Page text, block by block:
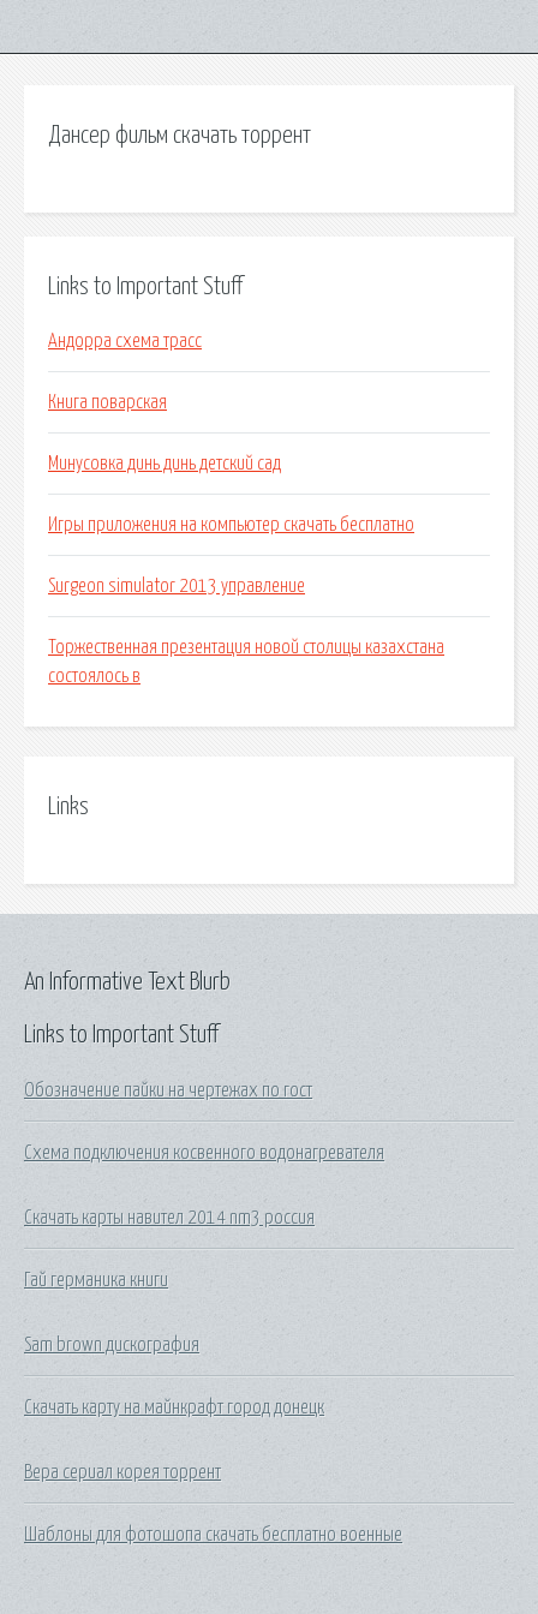
Дансер фильм скачать торрент
Links to Important Stuff
Андорра схема трасс
Книга поварская
Минусовка динь динь детский сад
Игры приложения на компьютер скачать бесплатно
Surgeon simulator 2013 управление
Торжественная презентация новой столицы казахстана
состоялось в
Links
Links to Important Stuff
Обозначение пайки на чертежах по гост
Схема подключения косвенного водонагревателя
Скачать карты навител 2014 nm3 россия
Гай германика книги
Sam brown дискография
Скачать карту на майнкрафт город донецк
Вера сериал корея торрент
Шаблоны для фотошопа скачать бесплатно военные
An Informative Text Blurb